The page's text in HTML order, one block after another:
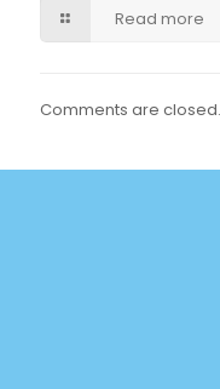
Read more
Comments are closed.